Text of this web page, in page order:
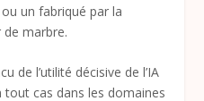
un fabriqué par la
marbre.
de l’utilité décisive de l’IA
tout cas dans les domaines